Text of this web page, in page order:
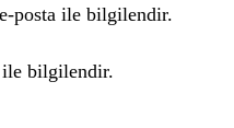
posta ile bilgilendir.
ile bilgilendir.